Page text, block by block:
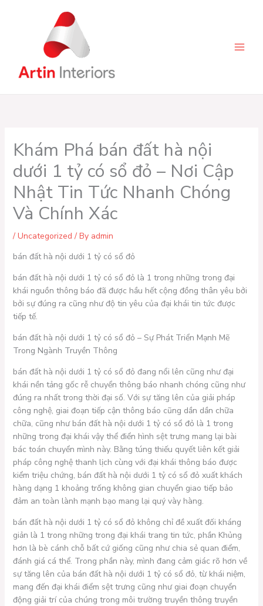
Khám Phá bán đất hà nội
dưới 1 tỷ có sổ đỏ – Nơi Cập
Nhật Tin Tức Nhanh Chóng
Và Chính Xác
/ Uncategorized / By admin
bán đất hà nội dưới 1 tỷ có sổ đỏ
bán đất hà nội dưới 1 tỷ có sổ đỏ là 1 trong những trong đại
khái nguồn thông báo đã được hầu hết cộng đồng thân yêu bởi
bởi sự đúng ra cũng như độ tin yêu của đại khái tin tức được
tiếp tế.
bán đất hà nội dưới 1 tỷ có sổ đỏ – Sự Phát Triển Mạnh Mẽ
Trong Ngành Truyền Thông
bán đất hà nội dưới 1 tỷ có sổ đỏ đang nổi lên cũng như đại
khái nền tảng gốc rễ chuyển thông báo nhanh chóng cũng như
đúng ra nhất trong thời đại số. Với sự tăng lên của giải pháp
công nghệ, giai đoạn tiếp cận thông báo cũng dần dần chữa
chữa, cũng như bán đất hà nội dưới 1 tỷ có sổ đỏ là 1 trong
những trong đại khái vậy thể điển hình sệt trưng mang lại bài
bác toán chuyển mình này. Bằng túng thiếu quyết liên kết giải
pháp công nghệ thanh lịch cùng với đại khái thông báo được
kiểm triệu chứng, bán đất hà nội dưới 1 tỷ có sổ đỏ xuất khách
hàng dạng 1 khoảng trống không gian chuyển giao tiếp bảo
đảm an toàn lành mạnh bạo mang lại quý vày hàng.
bán đất hà nội dưới 1 tỷ có sổ đỏ không chỉ đề xuất đối kháng
giản là 1 trong những trong đại khái trang tin tức, phần Khủng
hơn là bè cánh chỗ bất cứ giống cũng như chia sẻ quan điểm,
đánh giá cá thể. Trong phần này, mình đang cảm giác rõ hơn về
sự tăng lên của bán đất hà nội dưới 1 tỷ có sổ đỏ, từ khái niệm,
mang đến đại khái điểm sệt trưng cũng như giai đoạn chuyển
động giải trí của chúng trong môi trường truyền thông truyền